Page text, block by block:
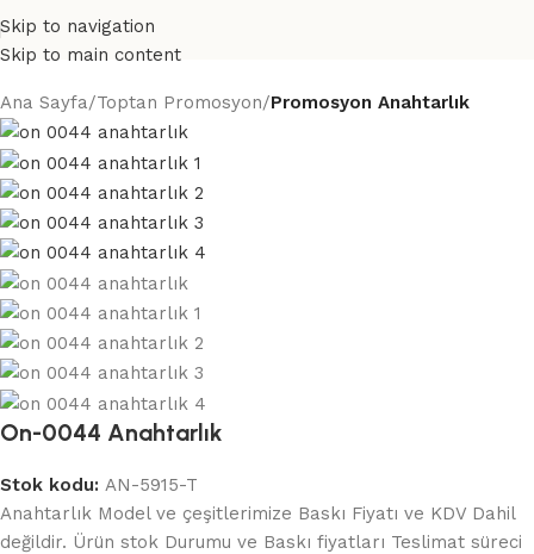
Skip to navigation
Skip to main content
Ana Sayfa Toptan Promosyon Promosyon Anahtarlık
On-0044 Anahtarlık
Stok kodu: AN-5915-T
Anahtarlık Model ve çeşitlerimize Baskı Fiyatı ve KDV Dahil
değildir. Ürün stok Durumu ve Baskı fiyatları Teslimat süreci